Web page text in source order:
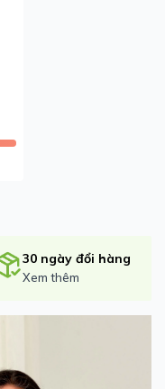
30 ngày đổi hàng
Xem thêm